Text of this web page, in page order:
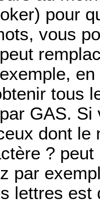
pour
vous
tous
GAS.
dont le
?
par
lettres